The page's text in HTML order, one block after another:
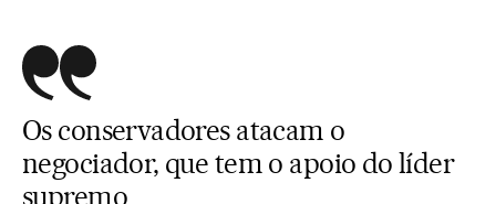
Os conservadores atacam o
negociador, que tem o apoio do líder
supremo